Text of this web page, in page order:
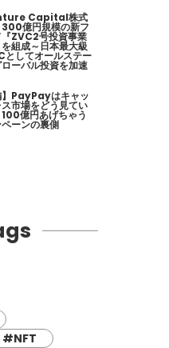
Capital株式
億円規模の新フ
『ZVC2号投資事業
組成～日本最大級
としてオールステー
ーバル投資を加速
】PayPayはキャッ
市場をどう見てい
億円あげちゃう
ーンの裏側
#NFT